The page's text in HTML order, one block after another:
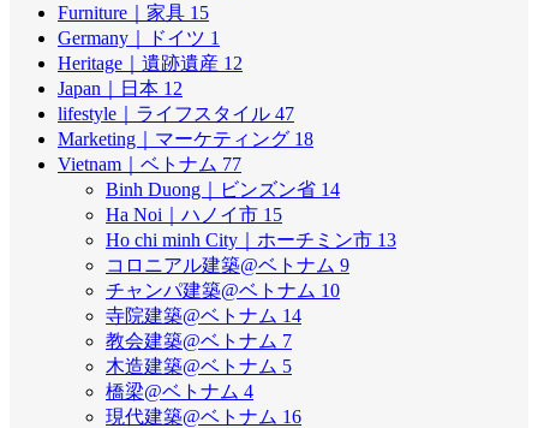
Furniture｜家具 15
Germany｜ドイツ 1
Heritage｜遺跡遺産 12
Japan｜日本 12
lifestyle｜ライフスタイル 47
Marketing｜マーケティング 18
Vietnam｜ベトナム 77
Binh Duong｜ビンズン省 14
Ha Noi｜ハノイ市 15
Ho chi minh City｜ホーチミン市 13
コロニアル建築@ベトナム 9
チャンパ建築@ベトナム 10
寺院建築@ベトナム 14
教会建築@ベトナム 7
木造建築@ベトナム 5
橋梁@ベトナム 4
現代建築@ベトナム 16